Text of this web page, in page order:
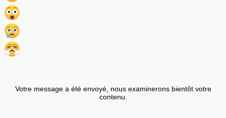
Votre message a été envoyé, nous examinerons bientôt votre
contenu.